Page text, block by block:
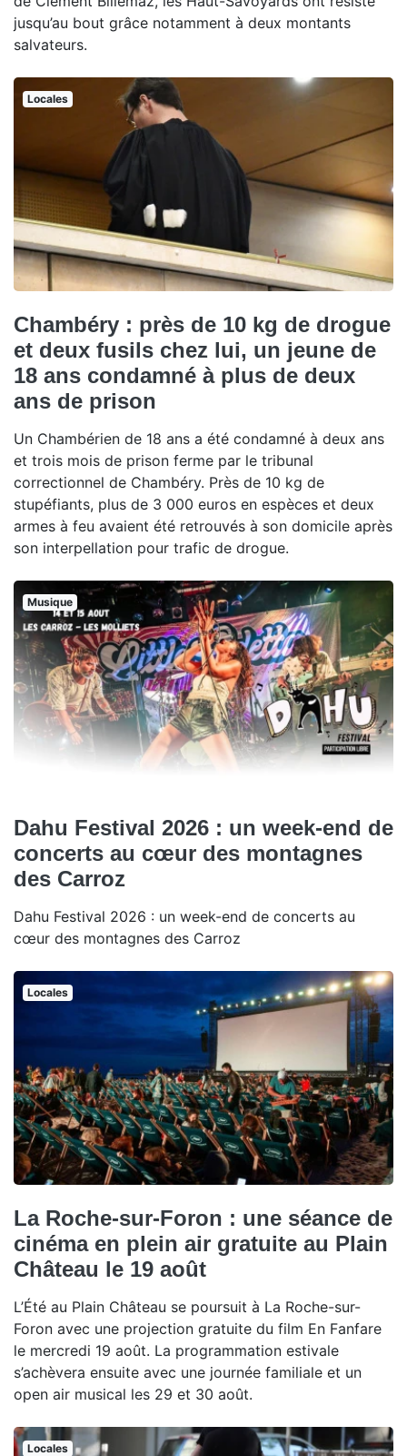
jusqu’au bout grâce notamment à deux montants
salvateurs.
Locales
Chambéry : près de 10 kg de drogue
et deux fusils chez lui, un jeune de
18 ans condamné à plus de deux
ans de prison
Un Chambérien de 18 ans a été condamné à deux ans
et trois mois de prison ferme par le tribunal
correctionnel de Chambéry. Près de 10 kg de
stupéfiants, plus de 3 000 euros en espèces et deux
armes à feu avaient été retrouvés à son domicile après
son interpellation pour trafic de drogue.
Musique
Dahu Festival 2026 : un week-end de
concerts au cœur des montagnes
des Carroz
Dahu Festival 2026 : un week-end de concerts au
cœur des montagnes des Carroz
Locales
La Roche-sur-Foron : une séance de
cinéma en plein air gratuite au Plain
Château le 19 août
L’Été au Plain Château se poursuit à La Roche-sur-
Foron avec une projection gratuite du film En Fanfare
le mercredi 19 août. La programmation estivale
s’achèvera ensuite avec une journée familiale et un
open air musical les 29 et 30 août.
Locales